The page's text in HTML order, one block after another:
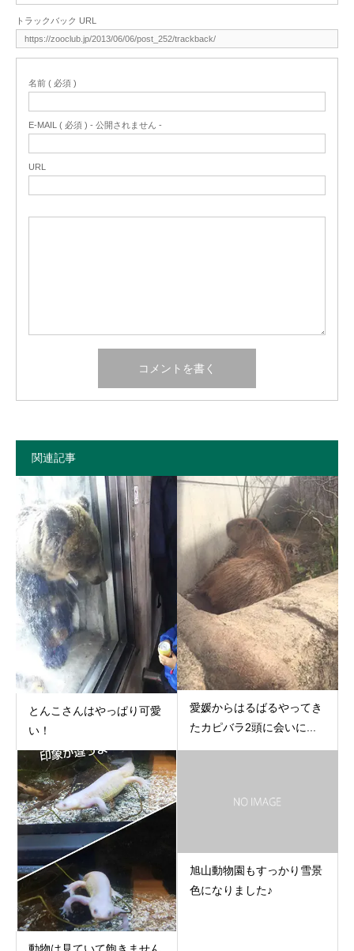
トラックバック URL
名前 ( 必須 )
E-MAIL ( 必須 ) - 公開されません -
URL
関連記事
とんこさんはやっぱり可愛
い！
愛媛からはるばるやってき
たカピバラ2頭に会いに...
動物は見ていて飽きません
旭山動物園もすっかり雪景
色になりました♪